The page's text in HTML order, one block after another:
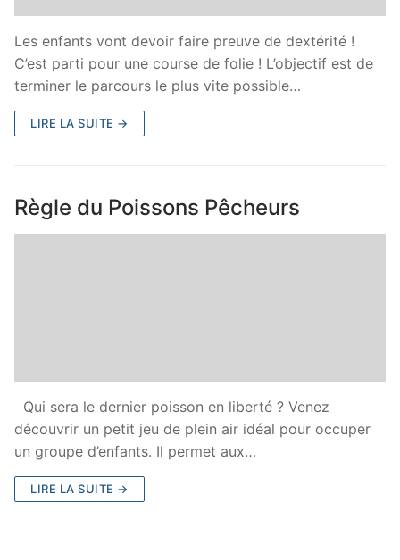
Les enfants vont devoir faire preuve de dextérité !
C’est parti pour une course de folie ! L’objectif est de
terminer le parcours le plus vite possible…
LIRE LA SUITE →
Règle du Poissons Pêcheurs
Qui sera le dernier poisson en liberté ? Venez
découvrir un petit jeu de plein air idéal pour occuper
un groupe d’enfants. Il permet aux…
LIRE LA SUITE →